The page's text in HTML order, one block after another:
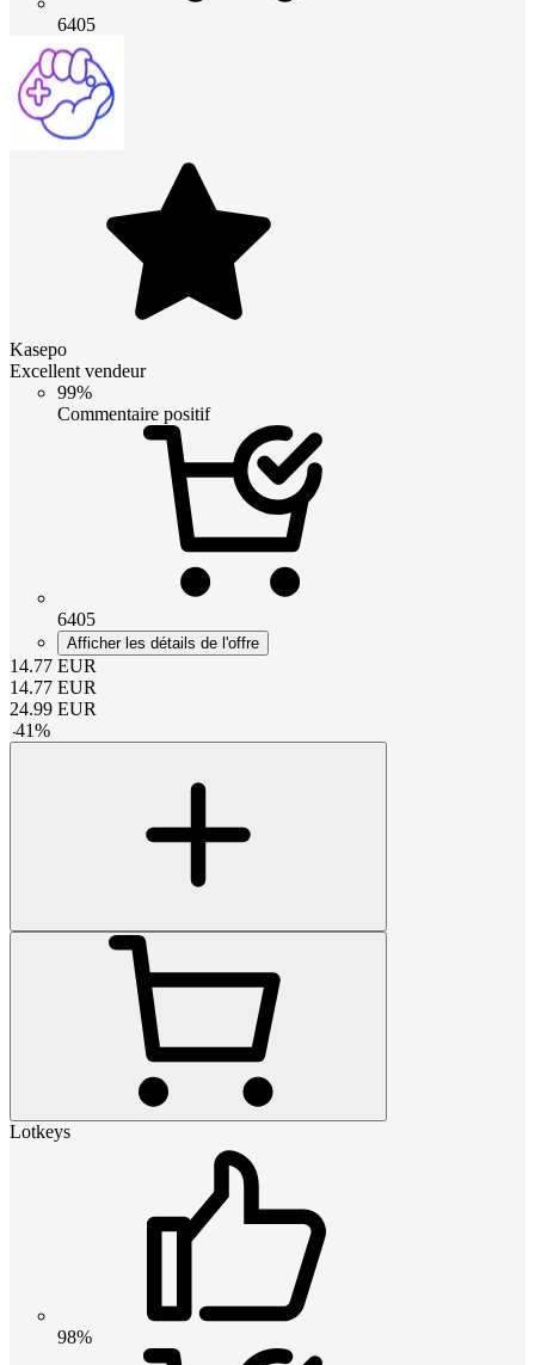
6405
Kasepo
Excellent vendeur
99%
Commentaire positif
6405
Afficher les détails de l'offre
14.77 EUR
14.77 EUR
24.99 EUR
-41%
Lotkeys
98%